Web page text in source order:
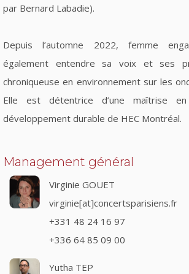
par Bernard Labadie).
Depuis l’automne 2022, femme
également entendre sa voix et ses
chroniqueuse en environnement sur les
Elle est détentrice d’une maîtrise
développement durable de HEC Montréal.
Management général
Virginie GOUET
virginie[at]concertsparisiens.fr
+331 48 24 16 97
+336 64 85 09 00
Yutha TEP